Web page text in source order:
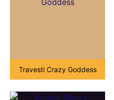
Travesti Crazy Goddess